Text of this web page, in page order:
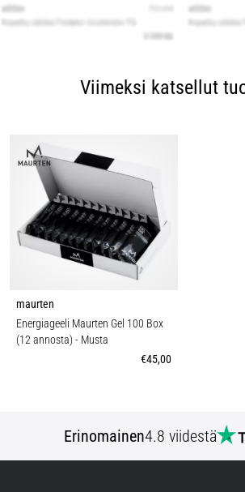
Viimeksi katsellut
maurten
Energiageeli Maurten Gel 100 Box
(12 annosta)- Musta
€45,00
Erinomainen4.8 viidestä